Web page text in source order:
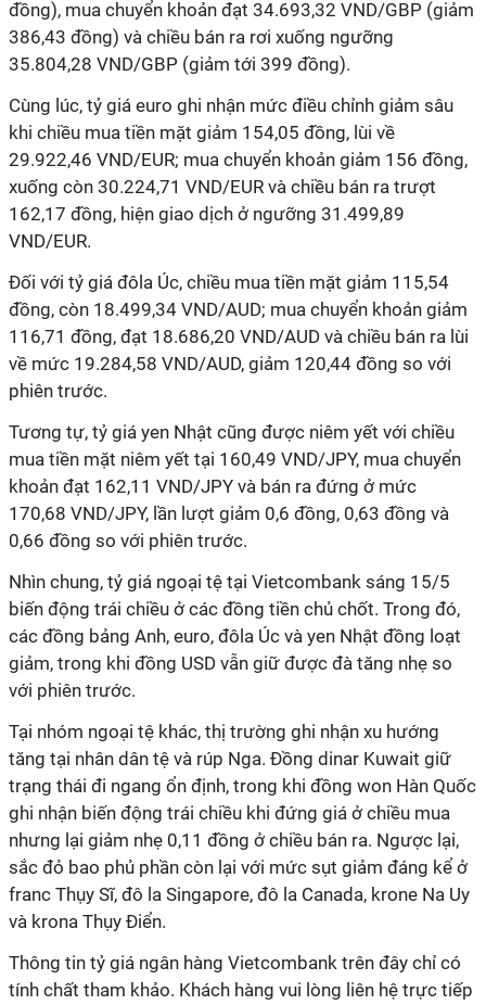
đồng), mua chuyển khoản đạt 34.693,32 VND/GBP (giảm
386,43 đồng) và chiều bán ra rơi xuống ngưỡng
35.804,28 VND/GBP (giảm tới 399 đồng).
Cùng lúc, tỷ giá euro ghi nhận mức điều chỉnh giảm sâu
khi chiều mua tiền mặt giảm 154,05 đồng, lùi về
29.922,46 VND/EUR; mua chuyển khoản giảm 156 đồng,
xuống còn 30.224,71 VND/EUR và chiều bán ra trượt
162,17 đồng, hiện giao dịch ở ngưỡng 31.499,89
VND/EUR.
Đối với tỷ giá đôla Úc, chiều mua tiền mặt giảm 115,54
đồng, còn 18.499,34 VND/AUD; mua chuyển khoản giảm
116,71 đồng, đạt 18.686,20 VND/AUD và chiều bán ra lùi
về mức 19.284,58 VND/AUD, giảm 120,44 đồng so với
phiên trước.
Tương tự, tỷ giá yen Nhật cũng được niêm yết với chiều
mua tiền mặt niêm yết tại 160,49 VND/JPY, mua chuyển
khoản đạt 162,11 VND/JPY và bán ra đứng ở mức
170,68 VND/JPY, lần lượt giảm 0,6 đồng, 0,63 đồng và
0,66 đồng so với phiên trước.
Nhìn chung, tỷ giá ngoại tệ tại Vietcombank sáng 15/5
biến động trái chiều ở các đồng tiền chủ chốt. Trong đó,
các đồng bảng Anh, euro, đôla Úc và yen Nhật đồng loạt
giảm, trong khi đồng USD vẫn giữ được đà tăng nhẹ so
với phiên trước.
Tại nhóm ngoại tệ khác, thị trường ghi nhận xu hướng
tăng tại nhân dân tệ và rúp Nga. Đồng dinar Kuwait giữ
trạng thái đi ngang ổn định, trong khi đồng won Hàn Quốc
ghi nhận biến động trái chiều khi đứng giá ở chiều mua
nhưng lại giảm nhẹ 0,11 đồng ở chiều bán ra. Ngược lại,
sắc đỏ bao phủ phần còn lại với mức sụt giảm đáng kể ở
franc Thụy Sĩ, đô la Singapore, đô la Canada, krone Na Uy
và krona Thụy Điển.
Thông tin tỷ giá ngân hàng Vietcombank trên đây chỉ có
tính chất tham khảo. Khách hàng vui lòng liên hệ trực tiếp